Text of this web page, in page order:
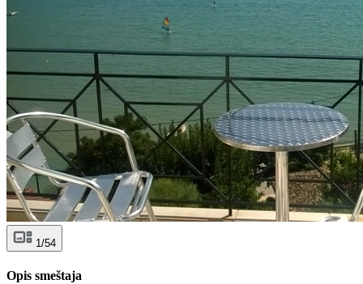
1/54
Opis smeštaja